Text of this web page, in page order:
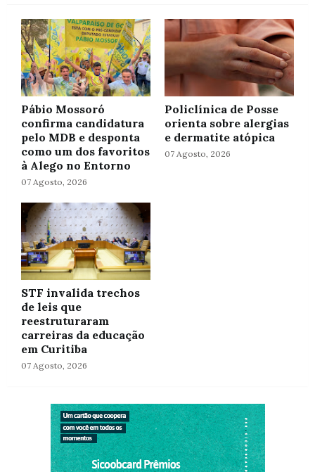
Pábio Mossoró
confirma candidatura
pelo MDB e desponta
como um dos favoritos
à Alego no Entorno
07 Agosto, 2026
Policlínica de Posse
orienta sobre alergias
e dermatite atópica
07 Agosto, 2026
STF invalida trechos
de leis que
reestruturaram
carreiras da educação
em Curitiba
07 Agosto, 2026